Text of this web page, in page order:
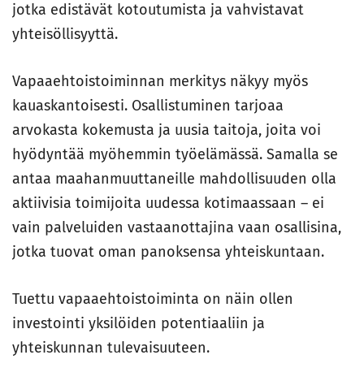
jotka edistävät kotoutumista ja vahvistavat
yhteisöllisyyttä.
Vapaaehtoistoiminnan merkitys näkyy myös
kauaskantoisesti. Osallistuminen tarjoaa
arvokasta kokemusta ja uusia taitoja, joita voi
hyödyntää myöhemmin työelämässä. Samalla se
antaa maahanmuuttaneille mahdollisuuden olla
aktiivisia toimijoita uudessa kotimaassaan – ei
vain palveluiden vastaanottajina vaan osallisina,
jotka tuovat oman panoksensa yhteiskuntaan.
Tuettu vapaaehtoistoiminta on näin ollen
investointi yksilöiden potentiaaliin ja
yhteiskunnan tulevaisuuteen.